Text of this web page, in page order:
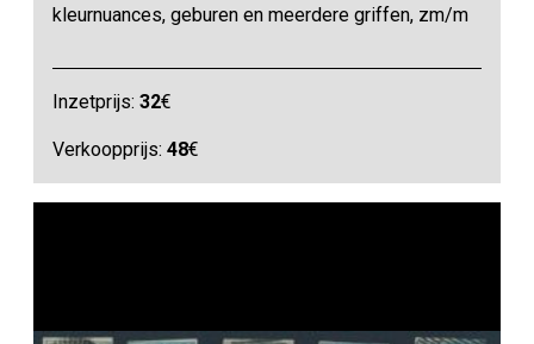
kleurnuances, geburen en meerdere griffen, zm/m
Inzetprijs:32€
Verkoopprijs:48€